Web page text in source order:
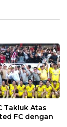
Takluk Atas
FC dengan